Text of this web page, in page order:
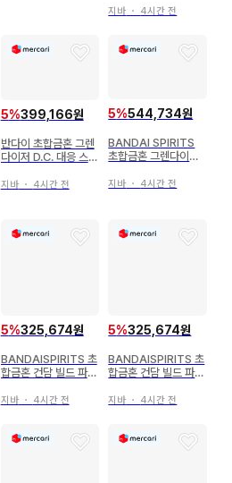
지바 ・ 4시간 전
5%399,166원
반다이 초합금혼 그렌
다이저 D.C. 대응 스페
지바・ 4시간 전
5%544,734원
BANDAI SPIRITS
초합금혼 그렌다이저
세트 GX76X3
지바 ・ 4시간 전
5%325,674원
BANDAISPIRITS 초
합금혼 건담 빌드 파이
건담 트라이온3 GX11
지바・ 4시간 전
5%325,674원
BANDAISPIRITS 초
합금혼 건담 빌드 파이
건담 트라이온3 GX11
지바 ・ 4시간 전